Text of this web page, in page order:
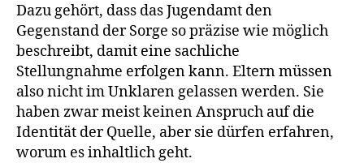
Dazu gehört, dass das Jugendamt den
Gegenstand der Sorge so präzise wie möglich
beschreibt, damit eine sachliche
Stellungnahme erfolgen kann. Eltern müssen
also nicht im Unklaren gelassen werden. Sie
haben zwar meist keinen Anspruch auf die
Identität der Quelle, aber sie dürfen erfahren,
worum es inhaltlich geht.